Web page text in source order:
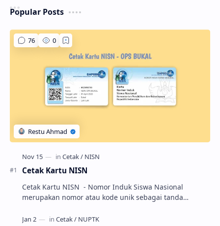
Popular Posts
Cetak Kartu NISN
Cetak Kartu NISN - Nomor Induk Siswa Nasional
merupakan nomor atau kode unik sebagai tanda